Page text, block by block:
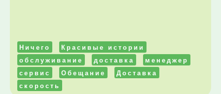
Ничего
Красивые истории
обслуживание
доставка
менеджер
сервис
Обещание
Доставка
скорость